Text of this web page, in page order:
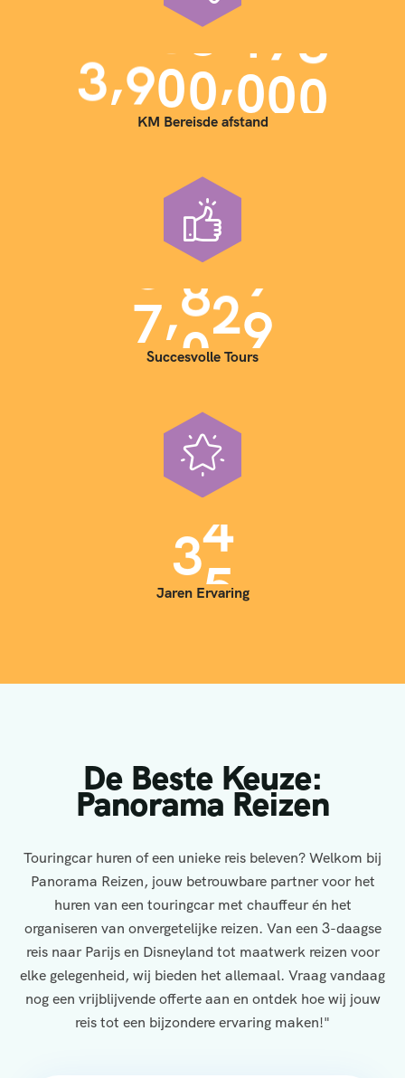
3,900,000
KM Bereisde afstand
7,000
Succesvolle Tours
35
Jaren Ervaring
De Beste Keuze:
Panorama Reizen
Touringcar huren of een unieke reis beleven? Welkom bij
Panorama Reizen, jouw betrouwbare partner voor het
huren van een touringcar met chauffeur én het
organiseren van onvergetelijke reizen. Van een 3-daagse
reis naar Parijs en Disneyland tot maatwerk reizen voor
elke gelegenheid, wij bieden het allemaal. Vraag vandaag
nog een vrijblijvende offerte aan en ontdek hoe wij jouw
reis tot een bijzondere ervaring maken!"